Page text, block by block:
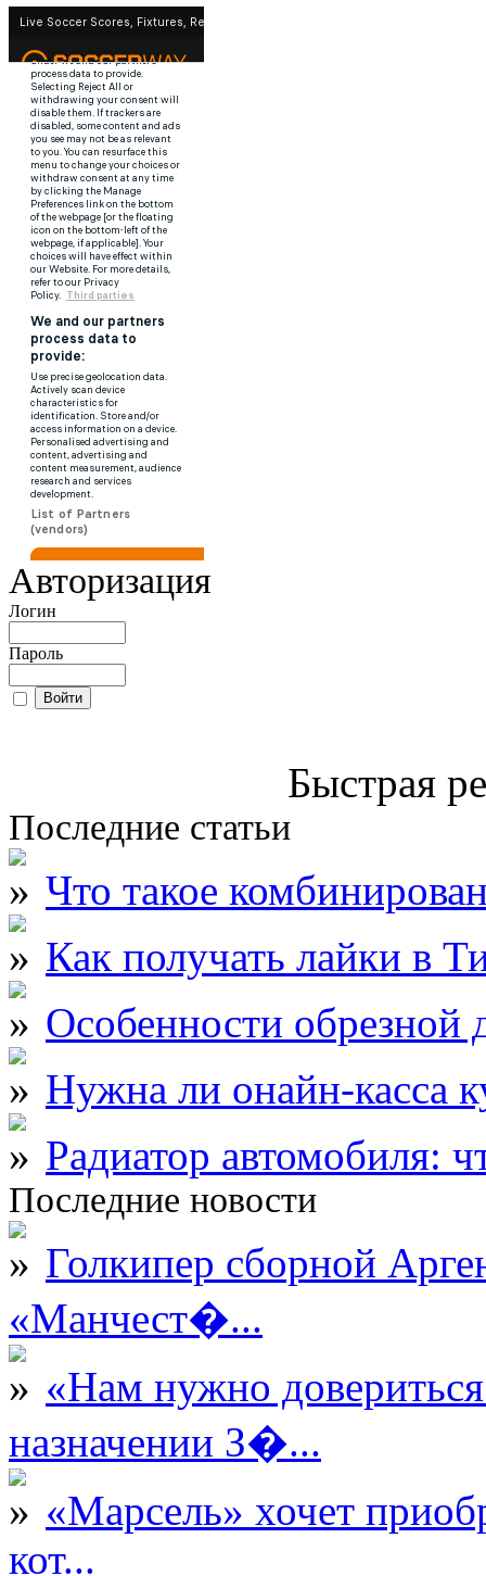
Авторизация
Логин
Пароль
Быстрая
Последние статьи
Что такое
Как получать лайки в
Особенности обрезной
Нужна ли онайн-касса
Радиатор автомобиля:
Последние новости
Голкипер сборной
«Манчест�...
«Нам нужно
назначении З�...
«Марсель» хочет
кот...